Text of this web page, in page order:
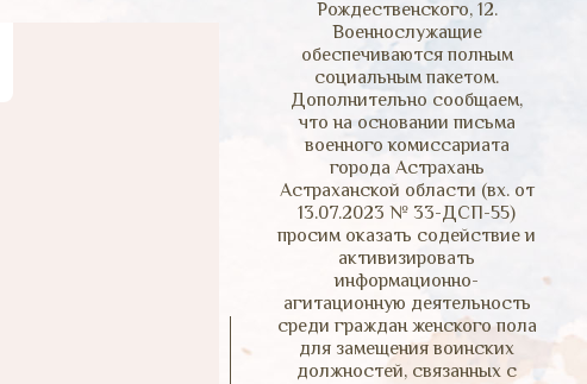
Рождественского, 12.
Военнослужащие
обеспечиваются полным
социальным пакетом.
Дополнительно сообщаем,
что на основании письма
военного комиссариата
города Астрахань
Астраханской области (вх. от
13.07.2023 № 33-ДСП-55)
просим оказать содействие и
активизировать
информационно-
агитационную деятельность
среди граждан женского пола
для замещения воинских
должностей, связанных с